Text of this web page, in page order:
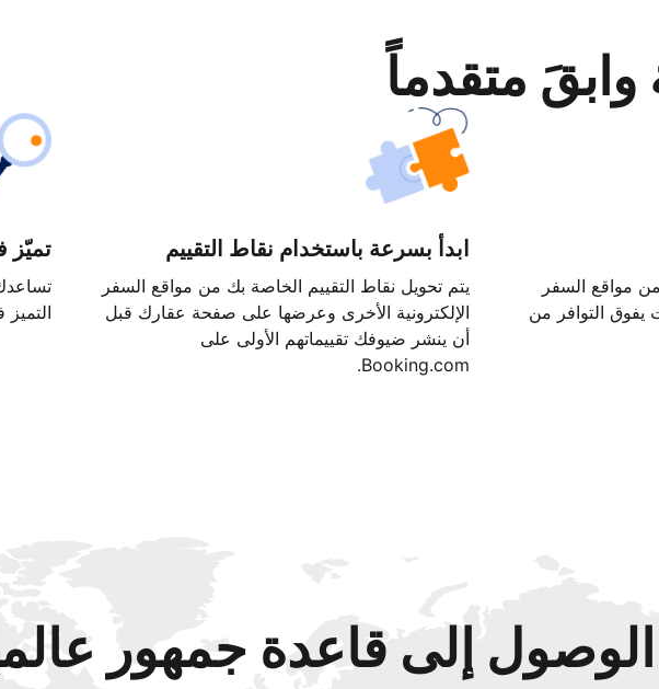
وابقَ متقدماً
مواقع السفر
التوافر من
ابدأ بسرعة باستخدام نقاط التقييم
يتم تحويل نقاط التقييم الخاصة بك من مواقع السفر
الإلكترونية الأخرى وعرضها على صفحة عقارك قبل
أن ينشر ضيوفك تقييماتهم الأولى على
Booking.com.
التميز
إلى قاعدة جمهور